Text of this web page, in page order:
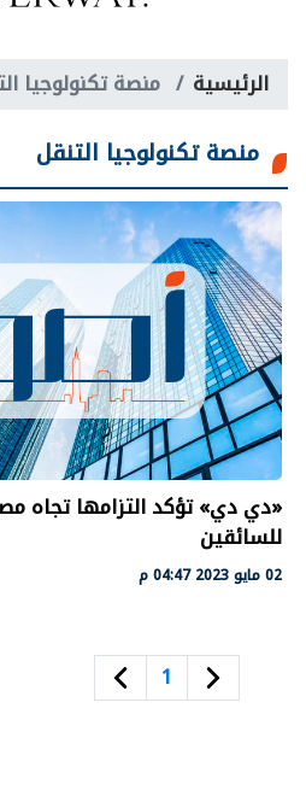
الرئيسية منصة تكنولوجيا
منصة تكنولوجيا التنقل
«دي دي» تؤكد التزامها تجاه
للسائقين
02 مايو 2023 04:47 م
1